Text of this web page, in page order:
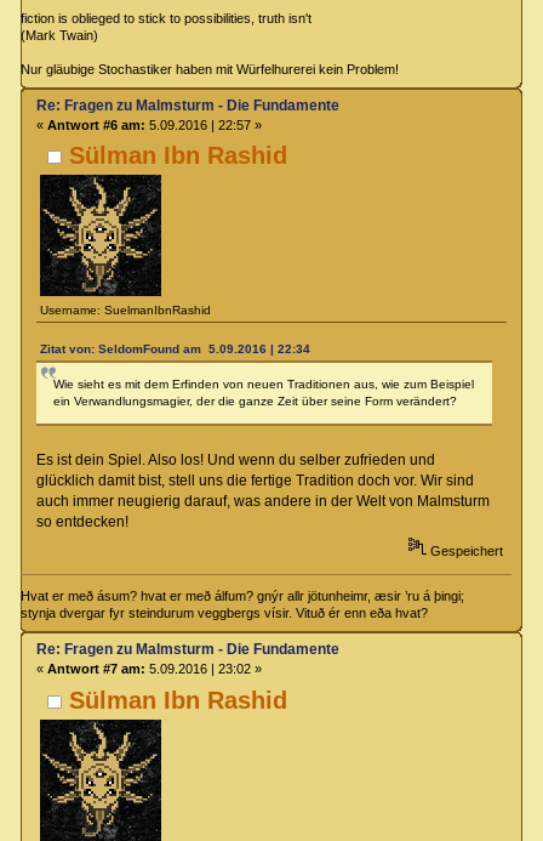
fiction is oblieged to stick to possibilities, truth isn't
(Mark Twain)
Nur gläubige Stochastiker haben mit Würfelhurerei kein Problem!
Sülman Ibn Rashid
Username: SuelmanIbnRashid
Re: Fragen zu Malmsturm - Die Fundamente
« Antwort #6 am: 5.09.2016 | 22:57 »
Zitat von: SeldomFound am 5.09.2016 | 22:34
Wie sieht es mit dem Erfinden von neuen Traditionen aus, wie zum Beispiel
ein Verwandlungsmagier, der die ganze Zeit über seine Form verändert?
Es ist dein Spiel. Also los! Und wenn du selber zufrieden und
glücklich damit bist, stell uns die fertige Tradition doch vor. Wir sind
auch immer neugierig darauf, was andere in der Welt von Malmsturm
so entdecken!
Gespeichert
Hvat er með ásum? hvat er með álfum? gnýr allr jötunheimr, æsir ’ru á þingi;
stynja dvergar fyr steindurum veggbergs vísir. Vituð ér enn eða hvat?
Sülman Ibn Rashid
Re: Fragen zu Malmsturm - Die Fundamente
« Antwort #7 am: 5.09.2016 | 23:02 »